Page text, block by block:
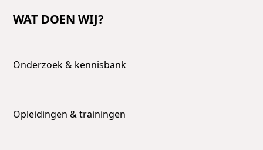
WAT DOEN WIJ?
Onderzoek & kennisbank
Opleidingen & trainingen